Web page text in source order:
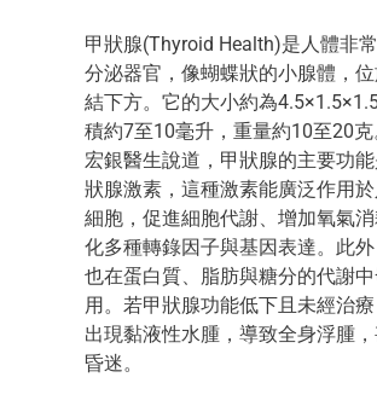
甲狀腺(Thyroid Health)是人體非
分泌器官，像蝴蝶狀的小腺體，
結下方。它的大小約為
積約7至10毫升，重量約10至20
宏銀醫生說道，甲狀腺的主要功
狀腺激素，這種激素能廣泛作用
細胞，促進細胞代謝、增加氧氣
化多種轉錄因子與基因表達。此
也在蛋白質、脂肪與糖分的代謝
用。若甲狀腺功能低下且未經治
出現黏液性水腫，導致全身浮腫
昏迷。